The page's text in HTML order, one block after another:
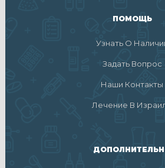
ПОМОЩЬ
Узнать О
Задать Вопрос
Наши Контакты
Лечение В